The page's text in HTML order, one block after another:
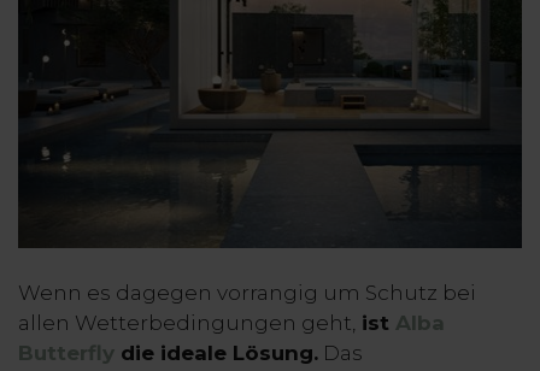
Wenn es dagegen vorrangig um Schutz bei
allen Wetterbedingungen geht, ist Alba
Butterfly die ideale Lösung​. Das